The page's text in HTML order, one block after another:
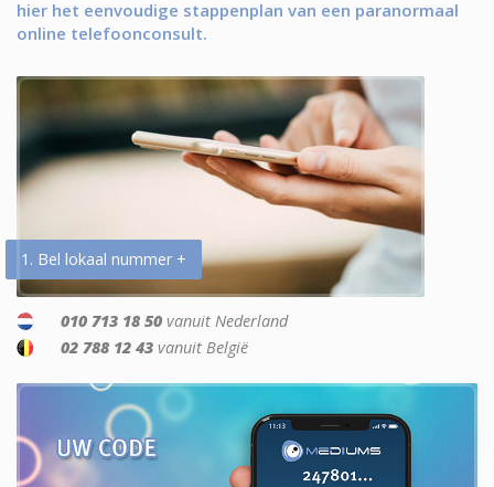
hier het eenvoudige stappenplan van een paranormaal
online telefoonconsult.
1. Bel lokaal nummer +
010 713 18 50 vanuit Nederland
02 788 12 43 vanuit België